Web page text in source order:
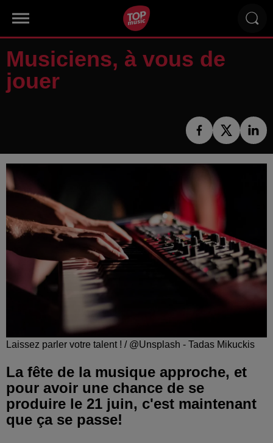
Musiciens, à vous de
jouer
Laissez parler votre talent ! / @Unsplash - Tadas Mikuckis
La fête de la musique approche, et
pour avoir une chance de se
produire le 21 juin, c'est maintenant
que ça se passe!